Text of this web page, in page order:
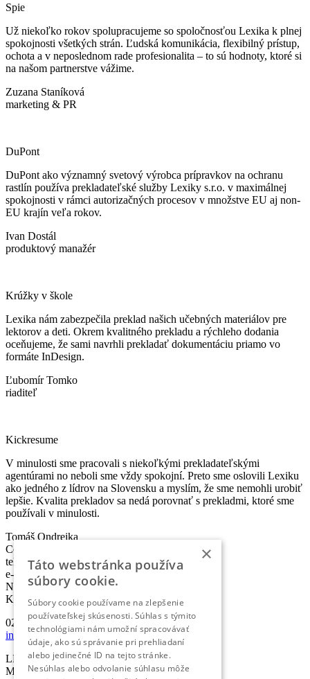
Spie
Už niekoľko rokov spolupracujeme so spoločnosťou Lexika k plnej
spokojnosti všetkých strán. Ľudská komunikácia, flexibilný prístup,
ochota a v neposlednom rade profesionalita – to sú hodnoty, ktoré si
na našom partnerstve vážime.
Zuzana Staníková
marketing & PR
DuPont
DuPont ako významný svetový výrobca prípravkov na ochranu
rastlín používa prekladateľské služby Lexiky s.r.o. v maximálnej
spokojnosti v rámci autorizačných procesov v množstve EU aj non-
EU krajín veľa rokov.
Ivan Dostál
produktový manažér
Krúžky v škole
Lexika nám zabezpečila preklad našich učebných materiálov pre
lektorov a deti. Okrem kvalitného prekladu a rýchleho dodania
oceňujeme, že sami navrhli prekladať dokumentáciu priamo vo
formáte InDesign.
Ľubomír Tomko
riaditeľ
Kickresume
V minulosti sme pracovali s niekoľkými prekladateľskými
agentúrami no neboli sme vždy spokojní. Preto sme oslovili Lexiku
ako jedného z lídrov na Slovensku a myslím, že sme nemohli urobiť
lepšie. Kvalita prekladov sa nedá porovnať s prekladmi, ktoré sme
používali v minulosti.
Tomáš Ondrejka
Co-founder & Head of Marketing
telefón: +421 2 5010 6700
e-mail:
info@lexika.sk
Nájdete nás:
Kontakty
02/501 067 00
info@lexika.sk
LEXIKA s.r.o.
Miletičova 21
×
Táto webstránka používa
súbory cookie.
Súbory cookie používame na zlepšenie
používateľskej skúsenosti. Súhlas s týmito
technológiami nám umožní spracovávať
údaje, ako sú správanie pri prehliadaní
alebo jedinečné ID na tejto stránke.
Nesúhlas alebo odvolanie súhlasu môže